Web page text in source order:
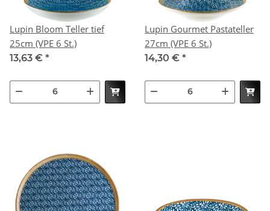
Lupin Bloom Teller tief
25cm (VPE 6 St.)
13,63 € *
Lupin Gourmet Pastateller
27cm (VPE 6 St.)
14,30 € *